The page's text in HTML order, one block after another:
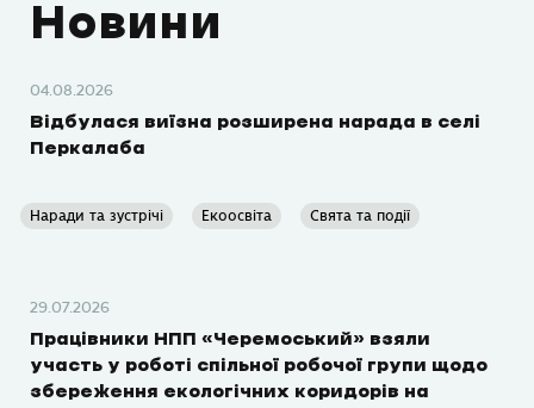
Новини
04.08.2026
Відбулася виїзна розширена нарада в селі
Перкалаба
Наради та зустрічі Екоосвіта Свята та події
29.07.2026
Працівники НПП «Черемоський» взяли
участь у роботі спільної робочої групи щодо
збереження екологічних коридорів на